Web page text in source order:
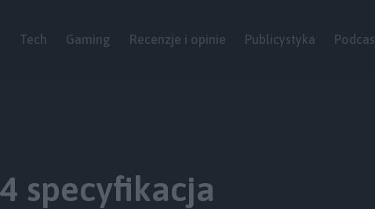
Tech Gaming Recenzje i opinie Publicystyka
specyfikacja